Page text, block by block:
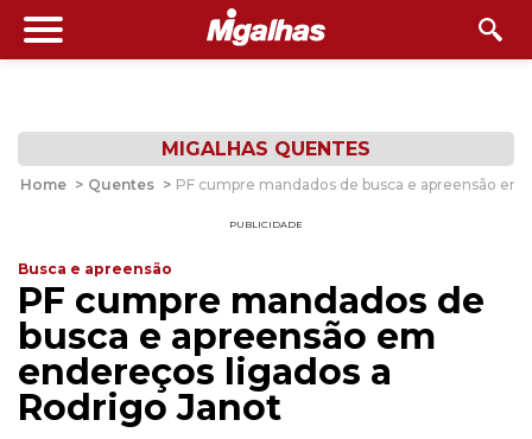
MIGALHAS QUENTES
Home > Quentes > PF cumpre mandados de busca e apreensão
PUBLICIDADE
Busca e apreensão
PF cumpre mandados de
busca e apreensão em
endereços ligados a
Rodrigo Janot